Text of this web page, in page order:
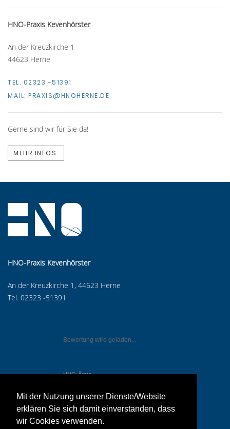
Mit der Nutzung unserer Dienste/Website
erklären Sie sich damit einverstanden, dass
wir Cookies verwenden.
HNO-Praxis Kevenhörster
An der Kreuzkirche 1
44623 Herne
TEL. 02323 -51391
MAIL: PRAXIS@HNOHERNE.DE
Gerne sind wir für Sie da!
MEHR INFOS.
HNO-Praxis Kevenhörster
An der Kreuzkirche 1, 44623 Herne
Tel. 02323 -51391
Bewertung wird geladen...
HNO-Ärzte